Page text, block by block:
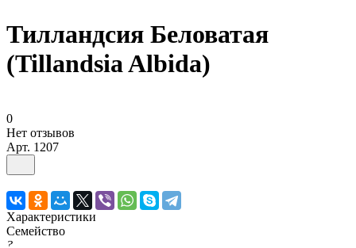
Тилландсия Беловатая
(Tillandsia Albida)
0
Нет отзывов
Арт. 1207
Характеристики
Семейство
?